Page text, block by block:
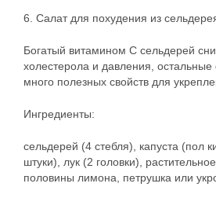
6. Салат для похудения из
Богатый витамином С сельдерей
холестерола и давления,
много полезных свойств для
Ингредиенты:
сельдерей (4 стебля), капуста (пол
штуки), лук (2 головки),
половины лимона, петрушка или